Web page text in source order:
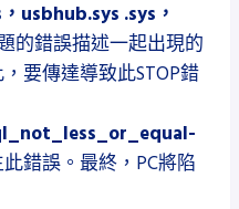
usbhub.sys .sys，
的錯誤描述一起出現的
要傳達導致此STOP錯
錯誤。 最終，PC將陷